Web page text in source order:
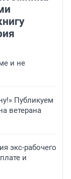
и не
Публикуем
ветерана
экс-рабочего
и